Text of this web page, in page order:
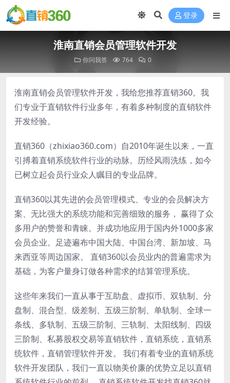
登录
淮南直销会员管理软件开发
你问我答 764 0
淮南直销会员管理软件开发，我给您推荐直销360。我
们专业于直销软件行业多年，有着多种制度的直销软件
开发经验。
直销360（zhixiao360.com）自2010年诞生以来，一直
引搏着直销系统软件行业的动脉。历经风雨洗练，如今
已树立起会员行业众人瞩目的专业品牌。
直销360以其先进的会员管理模式、专业的会员解决方
案、无比强大的系统功能和完善细致的服务， 赢得了众
多用户的赞誉和青睐。并成功地应用于国内外1000多家
会员企业。足迹遍布中国大陆、中国台湾、新加坡、马
来西亚等周边国家。 直销360以会员业内的普遍需求为
基础，为客户量身订做各种需求的结算管理系统。
这些年来我们一直从事于互助盘、虚拟币、双轨制、分
盘制、混合型、级差制、五级三阶制、单轨制、全球一
条线、多轨制、五级三阶制、三轨制、太阳线制、四级
三阶制、私募股权交易等直销软件，直销系统，直销系
统软件，直销管理软件开发。 我们有着专业的直销系统
软件开发团队，我们一直以物美价廉的优势立足以直销